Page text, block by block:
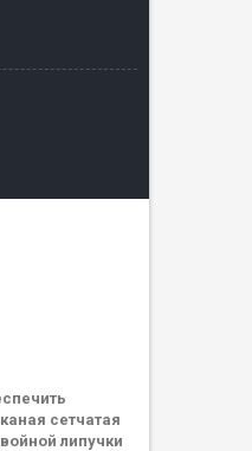
сетчатая
липучки